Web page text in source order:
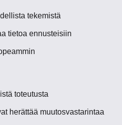
tekemistä
tietoa ennusteisiin
toteutusta
herättää muutosvastarintaa